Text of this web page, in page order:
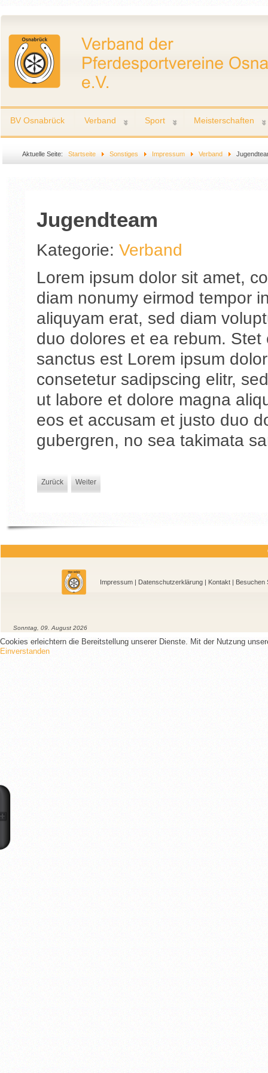
BV Osnabrück Verband Sport Meisterschaften
Aktuelle Seite: Startseite Sonstiges Impressum Verband
Jugendteam
Kategorie: Verband
Lorem ipsum dolor sit amet,
diam nonumy eirmod tempor
aliquyam erat, sed diam
duo dolores et ea rebum.
sanctus est Lorem ipsum
consetetur sadipscing elitr,
ut labore et dolore magna
eos et accusam et justo duo
gubergren, no sea takimata
Zurück Weiter
Impressum| Datenschutzerklärung| Kontakt|
Sonntag, 09. August 2026
Cookies erleichtern die Bereitstellung unserer Dienste. Mit der Nutzung
Einverstanden